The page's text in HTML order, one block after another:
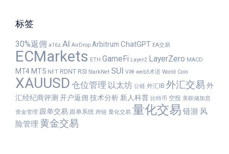
标签
30%返佣 a16z AI AirDrop Arbitrum ChatGPT EA交易
ECMarkets ETH GameFi Layer2 LayerZero MACD
MT4MT5 NFT RDNT RSI StarkNet SUI V神 web3术语 World Coin
XAUUSD 仓位管理 以太坊 公链 外汇IB 外汇交易 外
汇经纪商评测 开户返佣 技术分析 新人科普 比特币 空投 美联储加息
资金管理 跟单交易 跟单系统 跨链 量化交易 量化交易 链游 风
险管理 黄金交易